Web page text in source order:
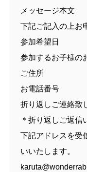
メッセージ本文
下記ご記入の上お
参加希望日
参加するお子様の
ご住所
お電話番号
折り返しご連絡致
＊折り返しご返信
下記アドレスを受
いいたします。